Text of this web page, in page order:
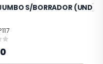
S/BORRADOR (UND)